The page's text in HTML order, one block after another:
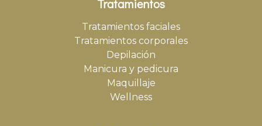
Tratamientos
Tratamientos faciales
Tratamientos corporales
Depilación
Manicura y pedicura
Maquillaje
Wellness